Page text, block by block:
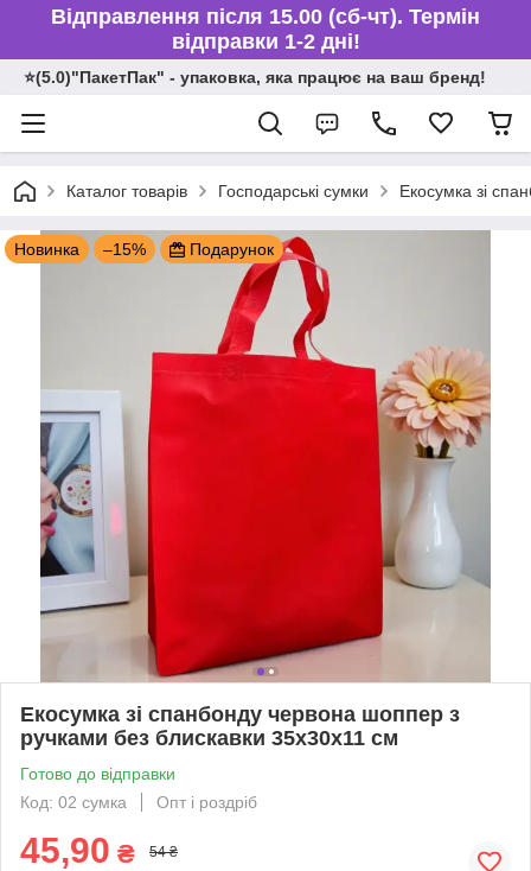
Відправлення після 15.00 (сб-чт). Термін
відправки 1-2 дні!
⭐️(5.0)"ПакетПак" - упаковка, яка працює на ваш бренд!
Каталог товарів Господарські сумки Екосумка зі
Новинка –15% Подарунок
Екосумка зі спанбонду червона шоппер з
ручками без блискавки 35х30х11 см
Готово до відправки
Код: 02 сумка
Опт і роздріб
45,90 ₴ 54 ₴